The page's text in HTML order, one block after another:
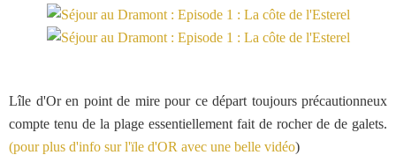
Lîle d'Or en point de mire pour ce départ toujours précautionneux
compte tenu de la plage essentiellement fait de rocher de de galets.
(pour plus d'info sur l'ïle d'OR avec une belle vidéo)